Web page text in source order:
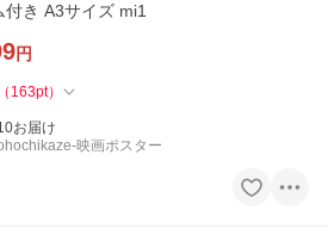
付き A3サイズ mi1
円
（ 163pt）
お届け
映画ポスター